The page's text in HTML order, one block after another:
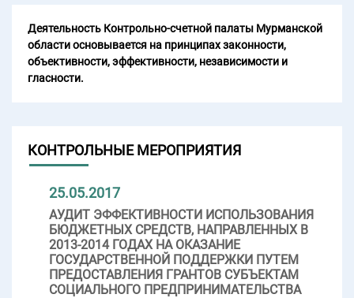
Деятельность Контрольно-счетной палаты Мурманской
области основывается на принципах законности,
объективности, эффективности, независимости и
гласности.
КОНТРОЛЬНЫЕ МЕРОПРИЯТИЯ
25.05.2017
АУДИТ ЭФФЕКТИВНОСТИ ИСПОЛЬЗОВАНИЯ
БЮДЖЕТНЫХ СРЕДСТВ, НАПРАВЛЕННЫХ В
2013-2014 ГОДАХ НА ОКАЗАНИЕ
ГОСУДАРСТВЕННОЙ ПОДДЕРЖКИ ПУТЕМ
ПРЕДОСТАВЛЕНИЯ ГРАНТОВ СУБЪЕКТАМ
СОЦИАЛЬНОГО ПРЕДПРИНИМАТЕЛЬСТВА